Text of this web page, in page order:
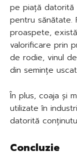
pe piață datorită
pentru sănătate.
proaspete,
valorificare prin
de rodie, vinul
din semințe
În plus, coaja și
utilizate în
datorită
Concluzie